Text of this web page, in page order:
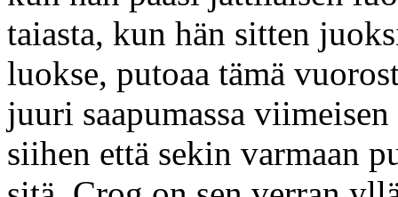
taiasta, kun hän sitten
luokse, putoaa tämä
juuri saapumassa
siihen että sekin varmaan